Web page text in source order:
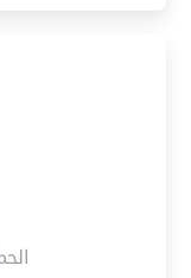
الحملات